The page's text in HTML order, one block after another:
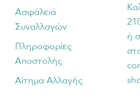
Ασφάλεια
Συναλλαγών
Πληροφορίες
Αποστολής
Αίτημα Αλλαγής
ή